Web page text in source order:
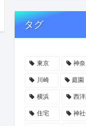
タグ
東京 神奈
川崎 庭園
横浜 西
住宅 神